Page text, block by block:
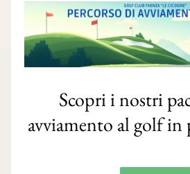
Abbonamenti 2026
Abbonamento 2°
Scopri i nostri
avviamento al golf